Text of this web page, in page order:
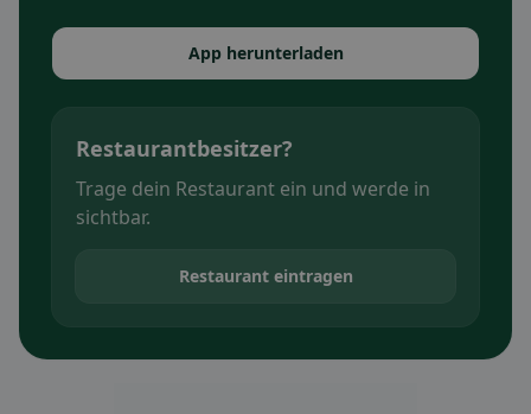
App herunterladen
Restaurantbesitzer?
Trage dein Restaurant ein und werde in
sichtbar.
Restaurant eintragen